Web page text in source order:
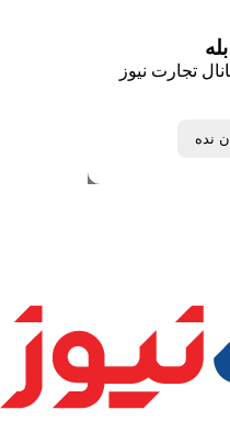
تجارت نیوز
نده